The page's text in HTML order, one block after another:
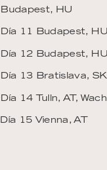
Budapest, HU
Día 11 Budapest, HU
Día 12 Budapest, HU
Día 13 Bratislava, SK
Día 14 Tulln, AT,
Día 15 Vienna, AT